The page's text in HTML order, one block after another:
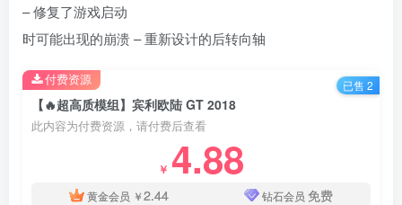
– 修复了游戏启动
时可能出现的崩溃 – 重新设计的后转向轴
【🔥超高质模组】宾利欧陆 GT 2018
此内容为付费资源，请付费后查看
￥ 4.88
黄金会员 ￥2.44 钻石会员 免费
付费资源 已售 2